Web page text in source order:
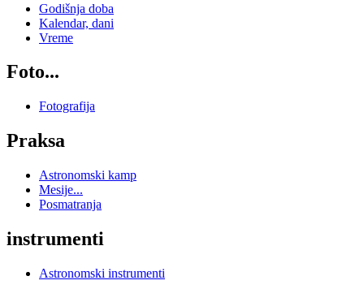
Godišnja doba
Kalendar, dani
Vreme
Foto...
Fotografija
Praksa
Astronomski kamp
Mesije...
Posmatranja
instrumenti
Astronomski instrumenti